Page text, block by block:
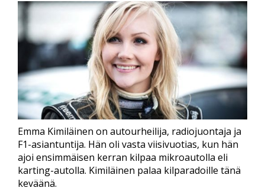
Emma Kimiläinen on autourheilija, radiojuontaja ja
F1-asiantuntija. Hän oli vasta viisivuotias, kun hän
ajoi ensimmäisen kerran kilpaa mikroautolla eli
karting-autolla. Kimiläinen palaa kilparadoille tänä
keväänä.